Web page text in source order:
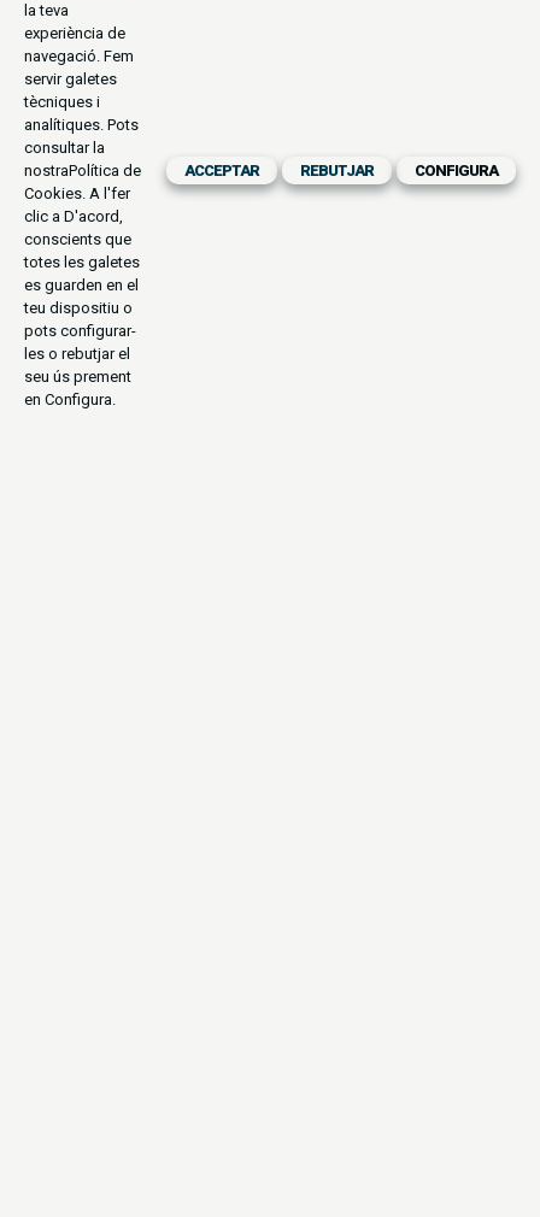
la teva
experiència de
navegació. Fem
servir galetes
tècniques i
analítiques. Pots
consultar la
nostraPolítica de
Cookies. A l'fer
clic a D'acord,
conscients que
totes les galetes
es guarden en el
teu dispositiu o
pots configurar-
les o rebutjar el
seu ús prement
en Configura.
ACCEPTAR REBUTJAR CONFIGURA